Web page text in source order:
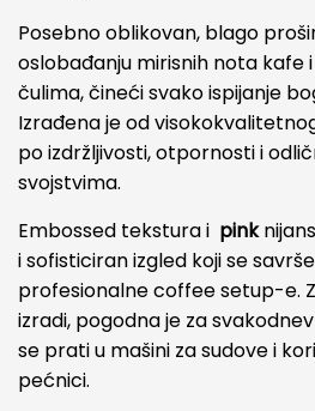
Posebno oblikovan, blago
oslobađanju mirisnih nota kafe
čulima, čineći svako ispijanje
Izrađena je od
po izdržljivosti, otpornosti i
svojstvima.
Embossed tekstura i pink
i sofisticiran izgled koji se
profesionalne coffee setup-e.
izradi, pogodna je za
se prati u mašini za sudove i
pećnici.